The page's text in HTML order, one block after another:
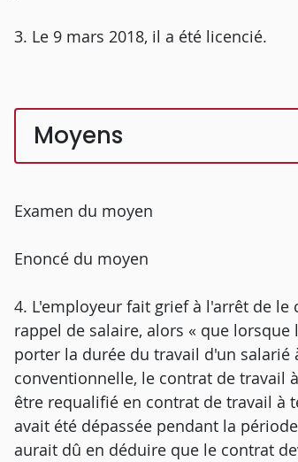
3. Le 9 mars 2018, il a été licencié.
Moyens
Examen du moyen
Enoncé du moyen
4. L'employeur fait grief à l'arrêt de
rappel de salaire, alors « que
porter la durée du travail d'un
conventionnelle, le contrat de travail
être requalifié en contrat de travail à
avait été dépassée pendant la
aurait dû en déduire que le contrat